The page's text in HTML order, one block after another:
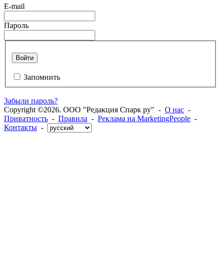
E-mail
Пароль
Войти
Запомнить
Забыли пароль?
Copyright ©2026. ООО "Редакция Спарк ру" - О нас -
Приватность - Правила - Реклама на MarketingPeople -
Контакты -